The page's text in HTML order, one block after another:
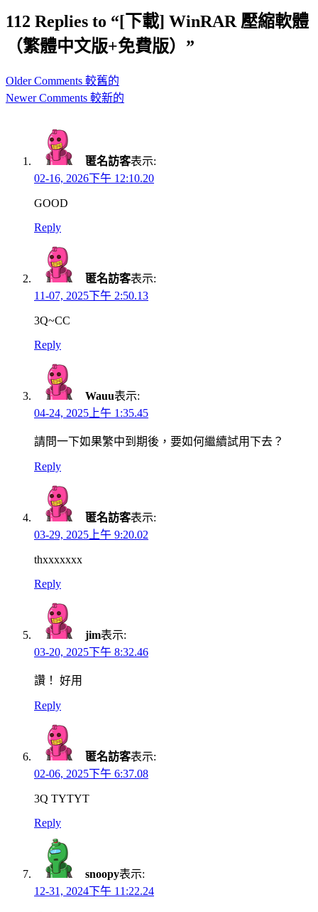
112 Replies to “[下載] WinRAR 壓縮軟體
（繁體中文版+免費版）”
Comment
navigation
Older Comments 較舊的
Newer Comments 較新的
匿名訪客表示:
02-16, 2026下午 12:10.20
GOOD
Reply
匿名訪客表示:
11-07, 2025下午 2:50.13
3Q~CC
Reply
Wauu表示:
04-24, 2025上午 1:35.45
請問一下如果繁中到期後，要如何繼續試用下去？
Reply
匿名訪客表示:
03-29, 2025上午 9:20.02
thxxxxxxx
Reply
jim表示:
03-20, 2025下午 8:32.46
讚！ 好用
Reply
匿名訪客表示:
02-06, 2025下午 6:37.08
3Q TYTYT
Reply
snoopy表示:
12-31, 2024下午 11:22.24